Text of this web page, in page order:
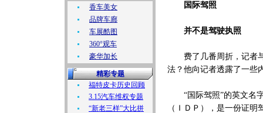
香车美女
品牌车廊
车展酷图
360°观车
豪华加长
精彩专题
福特皮卡历史回顾
3.15汽车维权专题
“新老三样”大比拼
国际驾照
并不是驾驶执照
费了几番周折，记者与
法？他向记者透露了一些
“国际驾照”的英文名字
（ＩＤＰ），是一份证